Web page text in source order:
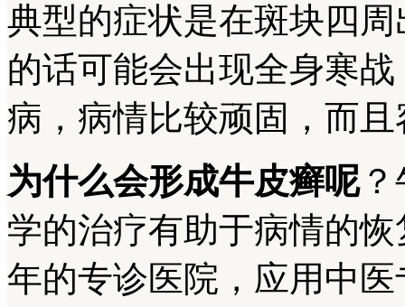
典型的症状是在斑块四
的话可能会出现全身寒
病，病情比较顽固，而
为什么会形成牛皮癣呢？
学的治疗有助于病情的
年的专诊医院，应用中